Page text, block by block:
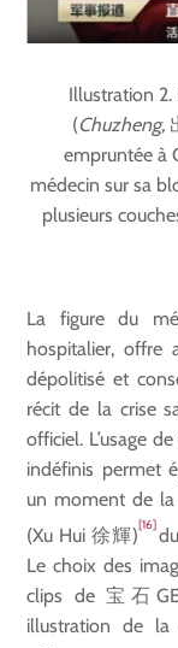
Illustration 2.
(Chuzheng,
empruntée à
médecin sur sa
plusieurs
La figure du
hospitalier, offre
dépolitisé et
récit de la crise
officiel. L’usage
indéfinis permet
un moment de la
(Xu Hui 徐輝)[16]du
Le choix des
clips de 宝石
illustration de la